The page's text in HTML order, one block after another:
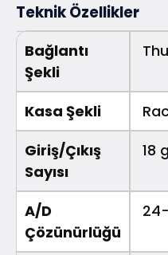
Teknik Özellikler
Bağlantı
Şekli
Kasa Şekli
Giriş/Çıkış
Sayısı
18
A/D
Çözünürlüğü